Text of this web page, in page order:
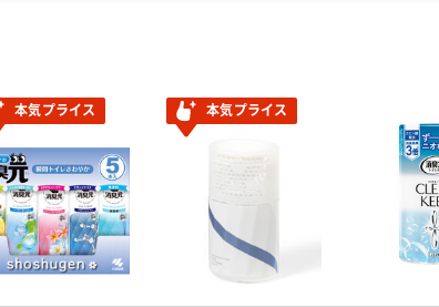
本気プライス 本気プライス